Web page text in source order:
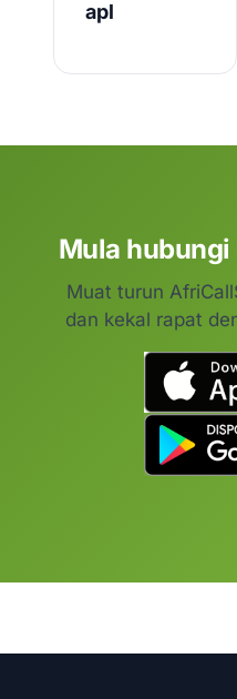
apl
Mula
Muat turun
dan kekal rapat